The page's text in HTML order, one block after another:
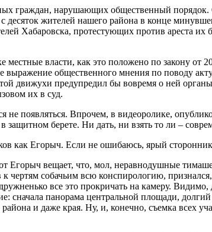
граждан, нарушающих общественный
десяток жителей нашего района в конце
Хабаровска, протестующих против ареста их
власти, как это положено по закону от
общественного мнения по поводу
движухи предупредил бы вовремя о ней
их в суд.
появляться. Впрочем, в видеоролике,
берете. Ни дать, ни взять то ли –
как Егорыч. Если не ошибаюсь, ярый
Егорыч вещает, что, мол, неравнодушные
чертям собачьим всю конспирологию,
все это прокричать на камеру. Видимо,
сначала панорама центральной площади,
и даже края. Ну, и, конечно, съемка всех